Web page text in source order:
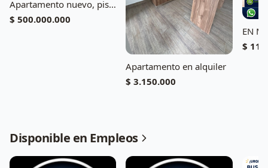
Apartamento nuevo, piso alto, vista panorámica - Portal de Ditaires, La Estrella
$ 500.000.000
Apartamento en alquiler
$ 3.150.000
$
Disponible en Empleos